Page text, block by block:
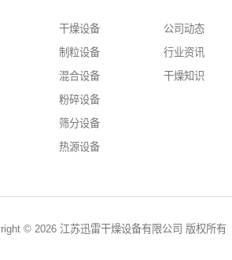
干燥设备
制粒设备
混合设备
粉碎设备
筛分设备
热源设备
公司动态
行业资讯
干燥知识
© 2026 江苏迅雷干燥设备有限公司 版权所有